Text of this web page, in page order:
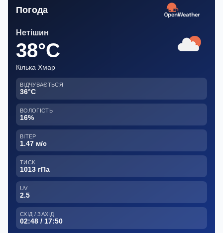
Погода
Нетішин
38°C
Кілька Хмар
ВІДЧУВАЄТЬСЯ
36°C
ВОЛОГІСТЬ
16%
ВІТЕР
1.47 м/с
ТИСК
1013 гПа
UV
2.5
СХІД / ЗАХІД
02:48 / 17:50